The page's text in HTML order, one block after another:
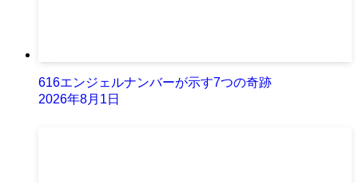
616エンジェルナンバーが示す7つの奇跡
2026年8月1日